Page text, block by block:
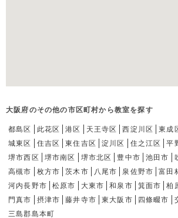
大阪府のその他の市区町村から教室を探す
都島区 此花区 港区 天王寺区 西淀川区 東成
城東区
住吉区 東住吉区 淀川区 住之江区 平
堺市西区
堺市南区 堺市北区 豊中市 池田市
高槻市
枚方市 茨木市 八尾市 泉佐野市 富田
河内長野市
松原市 大東市 和泉市 箕面市 柏
門真市
摂津市 藤井寺市 東大阪市 四條畷市
三島郡島本町